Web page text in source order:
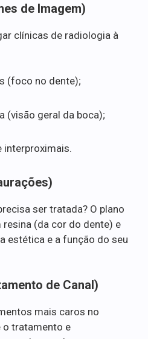
de Imagem)
clínicas de radiologia à
(foco no dente);
(visão geral da boca);
interproximais.
ser tratada? O plano
(da cor do dente) e
estética e a função do seu
de Canal)
mais caros no
o tratamento e